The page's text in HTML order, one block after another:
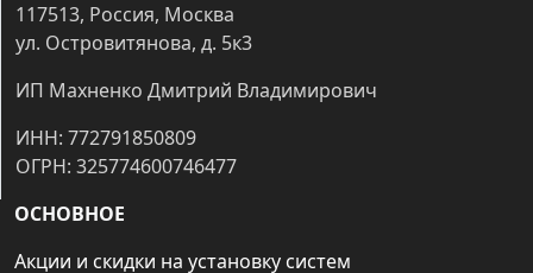
117513, Россия, Москва
ул. Островитянова, д. 5к3
ИП Махненко Дмитрий Владимирович
ИНН: 772791850809
ОГРН: 325774600746477
ОСНОВНОЕ
Акции и скидки на установку систем